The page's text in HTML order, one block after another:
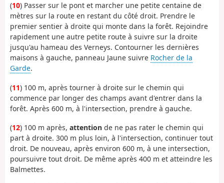
(10) Passer sur le pont et marcher une petite centaine de
mètres sur la route en restant du côté droit. Prendre le
premier sentier à droite qui monte dans la forêt. Rejoindre
rapidement une autre petite route à suivre sur la droite
jusqu'au hameau des Verneys. Contourner les dernières
maisons à gauche, panneau Jaune suivre Rocher de la
Garde.
(11) 100 m, après tourner à droite sur le chemin qui
commence par longer des champs avant d'entrer dans la
forêt. Après 600 m, à l'intersection, prendre à gauche.
(12) 100 m après, attention de ne pas rater le chemin qui
part à droite. 300 m plus loin, à l'intersection, continuer tout
droit. De nouveau, après environ 600 m, à une intersection,
poursuivre tout droit. De même après 400 m et atteindre les
Balmettes.